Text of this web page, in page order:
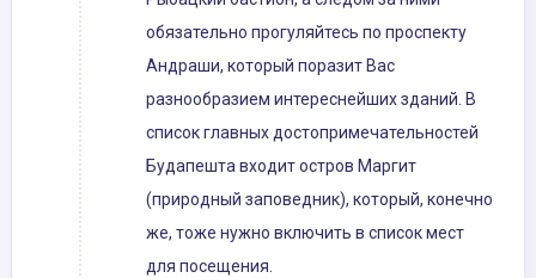
обязательно прогуляйтесь по проспекту
Андраши, который поразит Вас
разнообразием интереснейших зданий. В
список главных достопримечательностей
Будапешта входит остров Маргит
(природный заповедник), который, конечно
же, тоже нужно включить в список мест
для посещения.